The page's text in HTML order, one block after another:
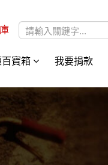
搜尋表單
寶箱 我要捐款